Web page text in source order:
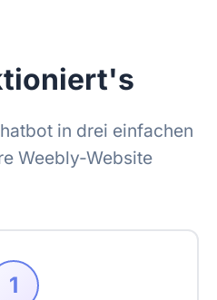
in drei einfachen
Weebly-Website
1